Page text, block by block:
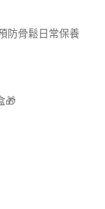
防骨鬆日常保養
🎁